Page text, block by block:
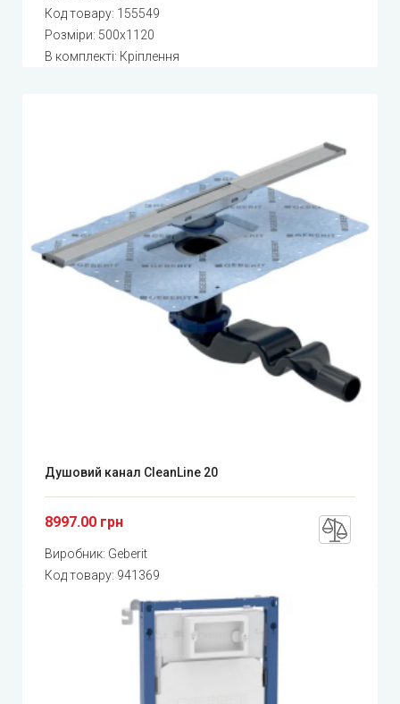
Код товару: 155549
Розміри: 500x1120
В комплекті: Кріплення
Душовий канал CleanLine 20
8997.00 грн
Виробник: Geberit
Код товару: 941369